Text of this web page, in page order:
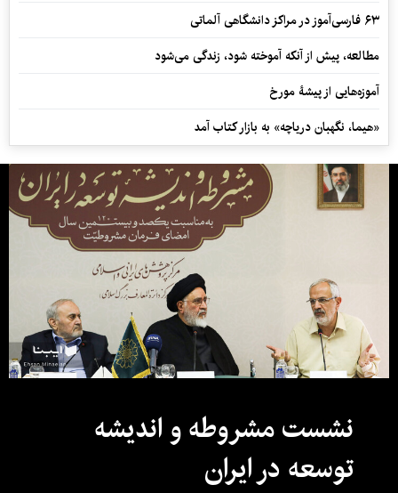
۶۳ فارسی‌آموز در مراکز دانشگاهی آلماتی
مطالعه، پیش از آنکه آموخته شود، زندگی می‌شود
آموزه‌هایی از پیشۀ مورخ
«هیما، نگهبان دریاچه» به بازار کتاب آمد
نشست مشروطه و اندیشه
توسعه در ایران